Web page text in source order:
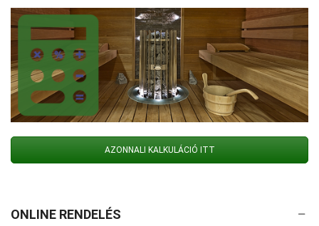
AZONNALI KALKULÁCIÓ ITT
ONLINE RENDELÉS